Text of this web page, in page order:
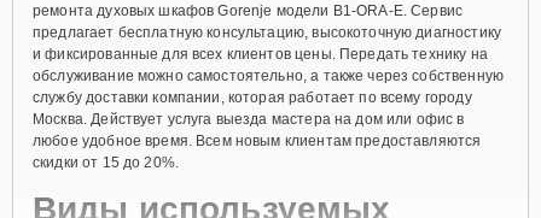
ремонта духовых шкафов Gorenje модели B1-ORA-E. Сервис
предлагает бесплатную консультацию, высокоточную диагностику
и фиксированные для всех клиентов цены. Передать технику на
обслуживание можно самостоятельно, а также через собственную
службу доставки компании, которая работает по всему городу
Москва. Действует услуга выезда мастера на дом или офис в
любое удобное время. Всем новым клиентам предоставляются
скидки от 15 до 20%.
Виды используемых